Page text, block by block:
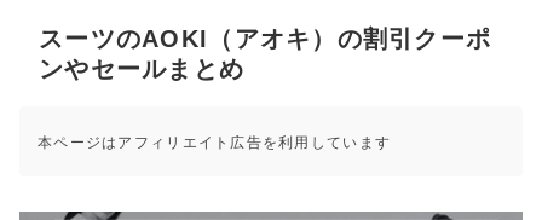
スーツのAOKI（アオキ）の割引クーポ
ンやセールまとめ
本ページはアフィリエイト広告を利用しています